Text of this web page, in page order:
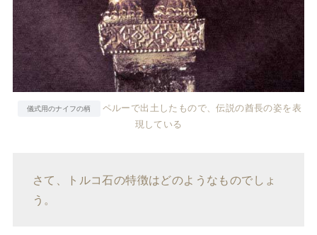
儀式用のナイフの柄
ペルーで出土したもので、伝説の酋長の姿を表
現している
さて、トルコ石の特徴はどのようなものでしょ
う。